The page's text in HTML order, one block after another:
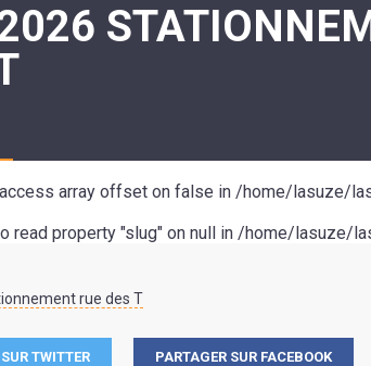
POLICE
MUNICIPALE
array offset on false in /home/lasuze/
read property "slug" on null in /home/lasuze/
rue des T
TWITTER PARTAGER SUR FACEBOOK